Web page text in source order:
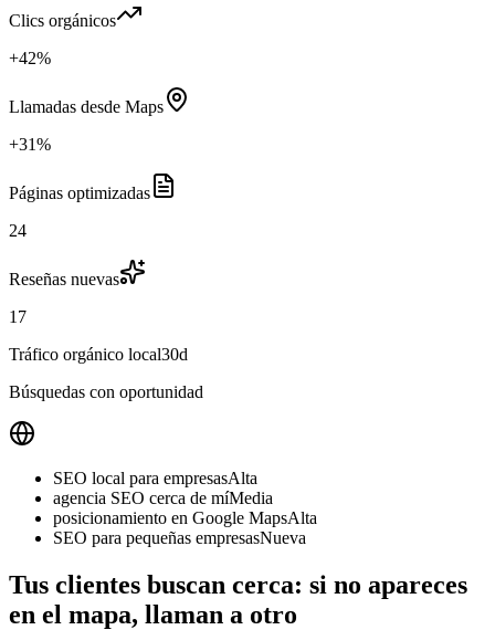
Clics orgánicos
+42%
Llamadas desde Maps
+31%
Páginas optimizadas
24
Reseñas nuevas
17
Tráfico orgánico local30d
Búsquedas con oportunidad
SEO local para empresasAlta
agencia SEO cerca de míMedia
posicionamiento en Google MapsAlta
SEO para pequeñas empresasNueva
Tus clientes buscan cerca: si no apareces
en el mapa, llaman a otro